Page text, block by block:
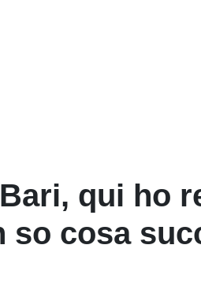
qui ho
so cosa